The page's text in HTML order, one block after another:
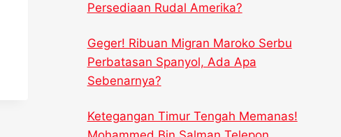
Persediaan Rudal Amerika?
Geger! Ribuan Migran Maroko Serbu
Perbatasan Spanyol, Ada Apa
Sebenarnya?
Ketegangan Timur Tengah Memanas!